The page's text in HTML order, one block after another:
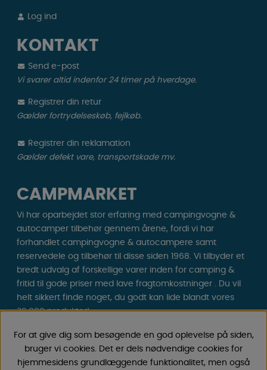
Log ind
KONTAKT
Send e-post
Vi svarer altid indenfor 24 timer på hverdage.
Registrer din retur
Gælder fortrydelseskøb, fejlkøb.
Registrer din reklamation
Gælder defekt vare, transportskade mv.
CAMPMARKET
Vi har oparbejdet stor erfaring med campingvogne &
autocamper tilbehør gennem årene, fordi vi har
forhandlet campingvogne & autocampere samt
reservedele og tilbehør til disse siden 1968. Vi tilbyder et
bredt udvalg af forskellige varer inden for camping &
fritid til gode priser med lave fragtomkostninger . Du vil
helt sikkert finde noget, du godt kan lide blandt vores
30.000 produkter!
Følg os på Facebook og Instagram for inspiration,
nyheder og eksklusive tilbud. Campinglivet begynder
hos os!
For at give dig som besøgende en god oplevelse på siden,
bruger vi cookies. Det er dels nødvendige cookies for
hjemmesidens grundlæggende funktionalitet, men også